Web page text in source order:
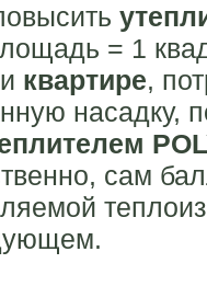
= 1
квартире,
насадку,
сам